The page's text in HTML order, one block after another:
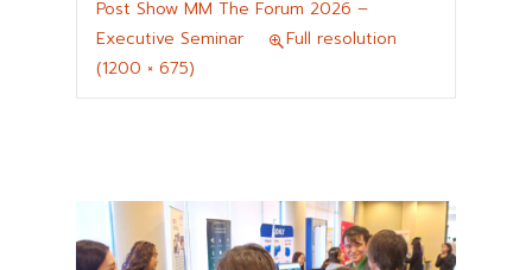
Post Show MM The Forum 2026 –
Executive Seminar
Full resolution
(1200 × 675)